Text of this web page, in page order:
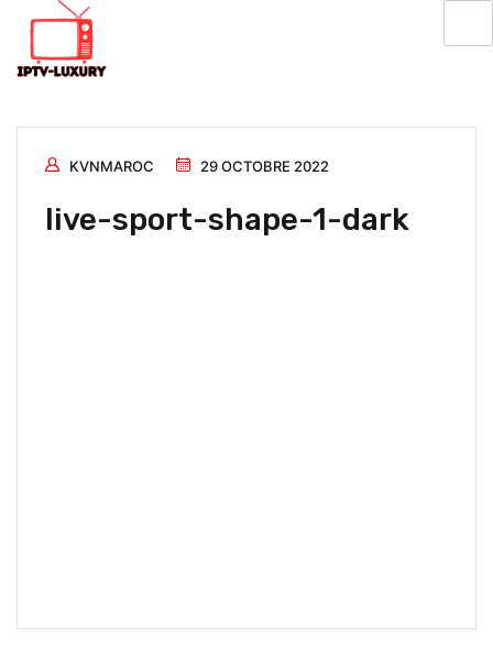
KVNMAROC 29 OCTOBRE 2022
live-sport-shape-1-dark